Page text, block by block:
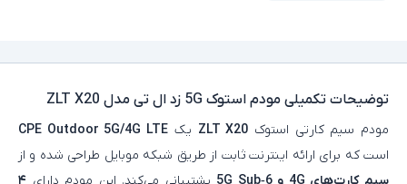
توضیحات تکمیلی مودم استوک 5G زد ال تی مدل ZLT X20
مودم سیم‌ کارتی استوک ZLT X20 یک CPE Outdoor 5G/4G LTE
است که برای ارائه اینترنت ثابت از طریق شبکه موبایل طراحی شده و از